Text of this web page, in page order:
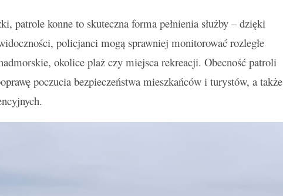
patrole konne to skuteczna forma pełnienia służby – dzięki
policjanci mogą sprawniej monitorować rozległe
okolice plaż czy miejsca rekreacji. Obecność patroli
poczucia bezpieczeństwa mieszkańców i turystów, a także